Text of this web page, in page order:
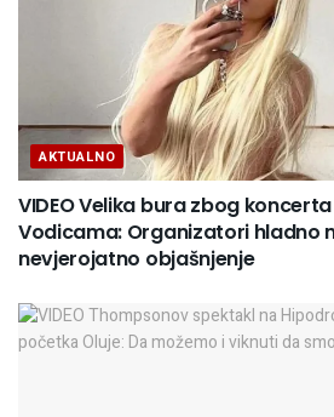
AKTUALNO
VIDEO Velika bura zbog
Vodicama: Organizatori hladno
nevjerojatno objašnjenje